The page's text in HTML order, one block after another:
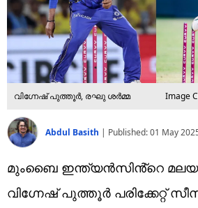
Photo
Short Videos
വിഗ്നേഷ് പുത്തൂർ, രഘു ശർമ്മ Image
Abdul Basith | Published:01 May
മുംബൈ ഇന്ത്യൻസിൻ്റെ
വിഗ്നേഷ് പുത്തൂർ പരിക്കേറ്റ്